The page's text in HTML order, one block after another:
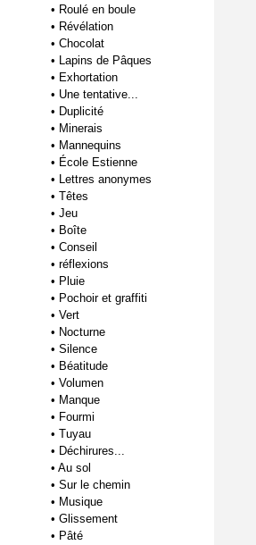
• Roulé en boule
• Révélation
• Chocolat
• Lapins de Pâques
• Exhortation
• Une tentative...
• Duplicité
• Minerais
• Mannequins
• École Estienne
• Lettres anonymes
• Têtes
• Jeu
• Boîte
• Conseil
• réflexions
• Pluie
• Pochoir et graffiti
• Vert
• Nocturne
• Silence
• Béatitude
• Volumen
• Manque
• Fourmi
• Tuyau
• Déchirures...
• Au sol
• Sur le chemin
• Musique
• Glissement
• Pâté